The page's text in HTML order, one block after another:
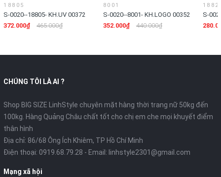
18805
S-0020--18805- KH.UV 00372
372.000₫
465.000₫
8001
S-0020--8001- KH.LOGO 00352
352.000₫
440.000₫
S-
CHÚNG TÔI LÀ AI ?
Shop BIG SIZE LinhStyle chuyên mặt hàng thời trang nữ 50kg đến
100kg. Hàng Quảng Châu chất tốt cho chị em che mọi khuyết điểm
thân hình
Địa chỉ: 86/68 Ông Ích Khiêm, TP Hồ Chí Minh
Điện thoại: 0919.68.79.28 - Email: linhstyle2301@gmail.com
Mạng xã hội